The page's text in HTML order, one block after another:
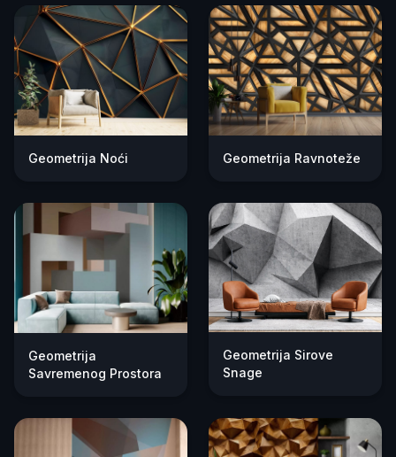
Geometrija Noći Geometrija Ravnoteže
Geometrija
Savremenog Prostora
Geometrija Sirove
Snage